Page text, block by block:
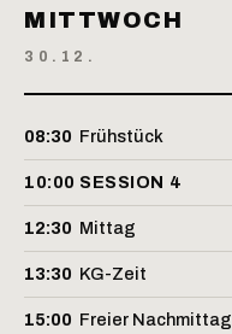
MITTWOCH
30.12.
08:30 Frühstück
10:00 SESSION 4
12:30 Mittag
13:30 KG-Zeit
15:00 Freier Nachmittag